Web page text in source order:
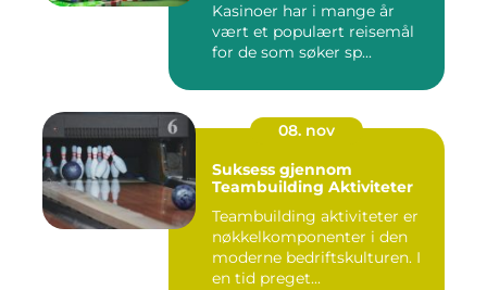
Kasinoer har i mange år
vært et populært reisemål
for de som søker sp...
08. nov
Suksess gjennom
Teambuilding Aktiviteter
Teambuilding aktiviteter er
nøkkelkomponenter i den
moderne bedriftskulturen. I
en tid preget...